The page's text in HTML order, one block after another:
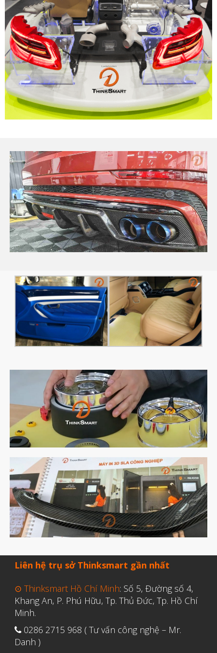
vật liệu in 3D kháng dung môi
đánh đổi độ bền và chịu nhiệt
đọc datasheet vật liệu in 3D
phun hạt mài chi tiết in 3D
Tháng Tám 2026
Tháng Tư 2026
Tháng Ba 2026
Tháng Hai 2026
Tháng Một 2026
Tháng Mười Hai 2025
Tháng Mười Một 2025
Tháng Chín 2025
Tháng Tám 2025
Tháng Bảy 2025
Tháng Sáu 2025
Tháng Tư 2025
Tháng Hai 2025
Tháng Một 2025
Tháng Mười Hai 2024
Tháng Mười Một 2024
Tháng Mười 2024
Tháng Chín 2024
Tháng Sáu 2024
Tháng Năm 2024
Tháng Tư 2024
Tháng Ba 2024
Tháng Một 2024
Tháng Mười Một 2023
Tháng Chín 2023
Liên hệ trụ sở Thinksmart gần nhất
⊙ Thinksmart Hồ Chí Minh: Số 5, Đường số 4,
Khang An, P. Phú Hữu, Tp. Thủ Đức, Tp. Hồ Chí
Minh.
0286 2715 968 ( Tư vấn công nghệ – Mr.
Danh )